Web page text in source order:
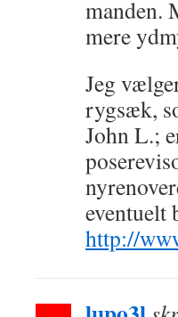
manden.
mere
Jeg
rygsæk,
John L.;
eventuelt
http://